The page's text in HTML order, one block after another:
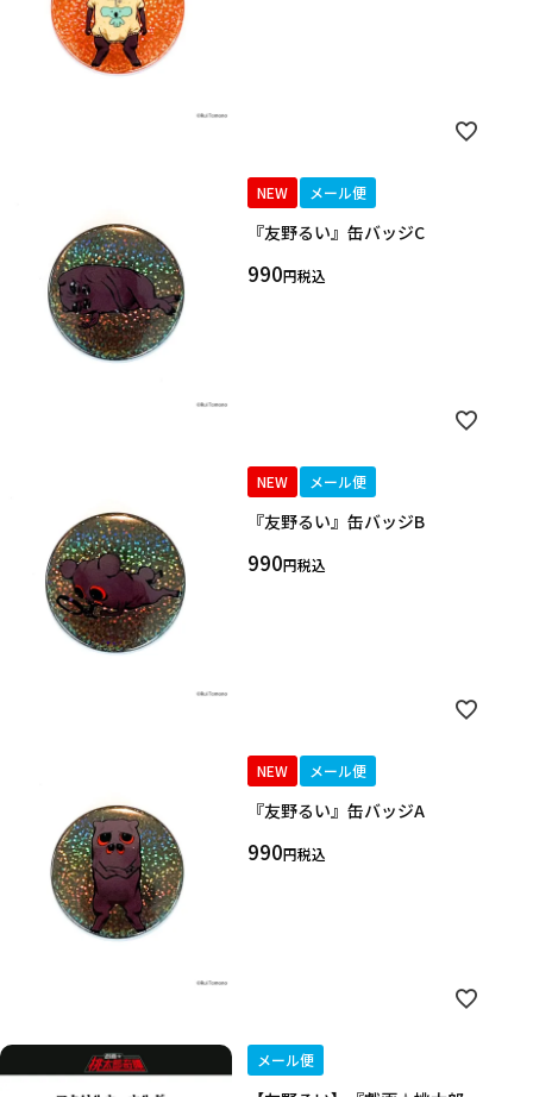
NEW メール便
『友野るい』缶バッジC
990 税込
NEW メール便
『友野るい』缶バッジB
990 税込
NEW メール便
『友野るい』缶バッジA
990 税込
メール便
作品